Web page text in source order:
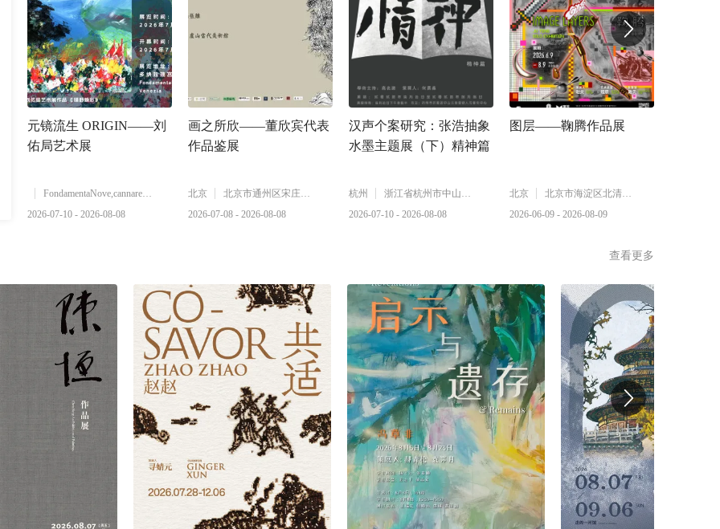
元镜流生 ORIGIN——刘
佑局艺术展
FondamentaNove,cannaregio,5038,Venezia
2026-07-10 - 2026-08-08
画之所欣——董欣宾代表
作品鉴展
北京
北京市通州区宋庄小堡北街150号（国防艺术区对面）
2026-07-08 - 2026-08-08
汉声个案研究：张浩抽象
水墨主题展（下）精神篇
杭州
浙江省杭州市中山北路1号
2026-07-10 - 2026-08-08
图层——鞠腾作品展
北京
北京市海淀区北清路中关村壹号
2026-06-09 - 2026-08-09
查看更多